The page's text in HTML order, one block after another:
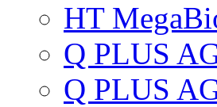
HT
Q PLUS
Q PLUS